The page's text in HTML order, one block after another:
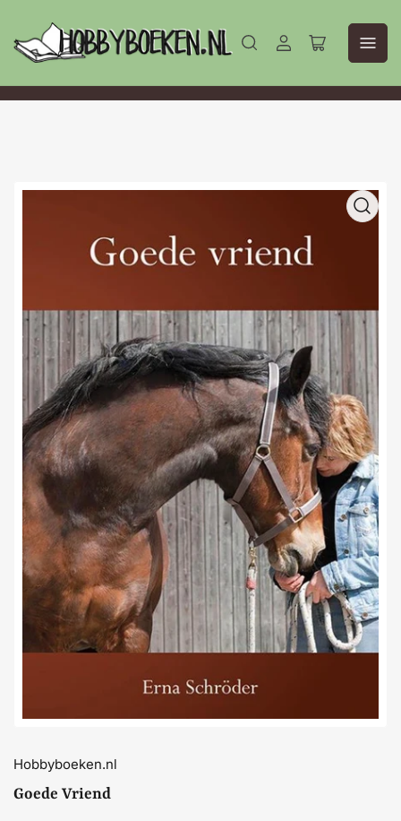
Aanmelden
Mini-
winkelwagen
openen
Media
openen
dialoogvenster
Hobbyboeken.nl
Goede Vriend